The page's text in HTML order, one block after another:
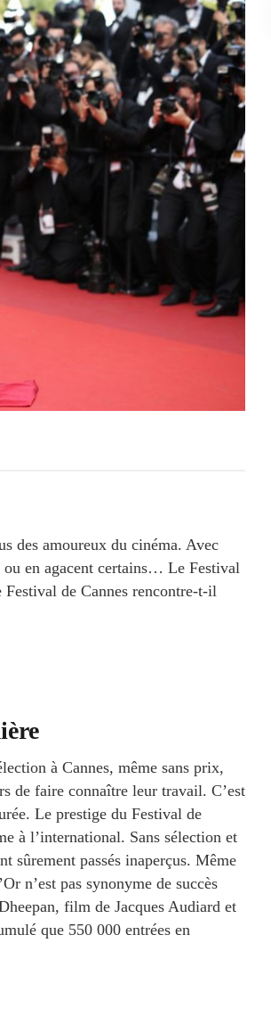
des amoureux du cinéma. Avec
ou en agacent certains… Le Festival
de Cannes rencontre-t-il
à Cannes, même sans prix,
de faire connaître leur travail. C’est
Le prestige du Festival de
à l’international. Sans sélection et
sûrement passés inaperçus. Même
n’est pas synonyme de succès
film de Jacques Audiard et
que 550 000 entrées en